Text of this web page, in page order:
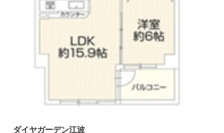
ダイヤガーデン江波